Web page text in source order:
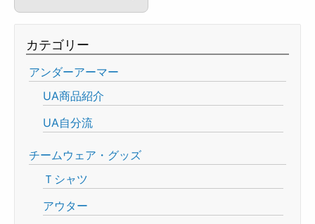
カテゴリー
アンダーアーマー
UA商品紹介
UA自分流
チームウェア・グッズ
Ｔシャツ
アウター